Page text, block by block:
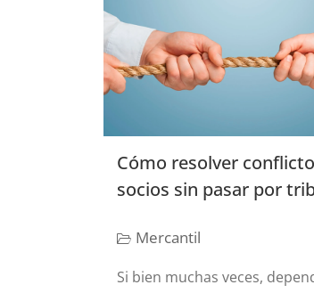
Cómo resolver
socios sin pasar por
Mercantil
Si bien muchas veces,